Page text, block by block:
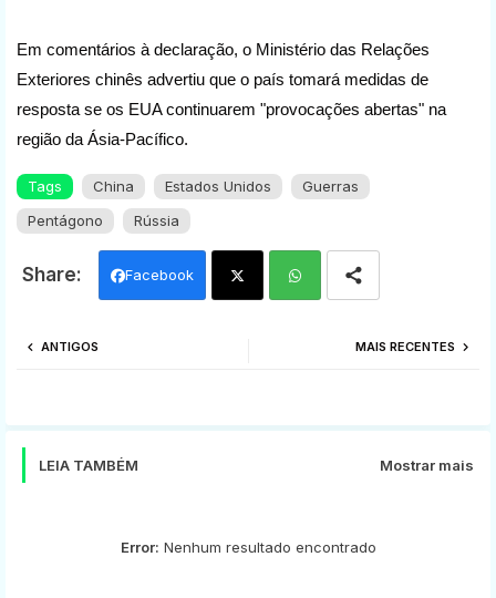
Em comentários à declaração, o Ministério das Relações
Exteriores chinês advertiu que o país tomará medidas de
resposta se os EUA continuarem "provocações abertas" na
região da Ásia-Pacífico.
Tags China Estados Unidos
Guerras
Pentágono
Rússia
Facebook
MAIS RECENTES
ANTIGOS
LEIA TAMBÉM Mostrar mais
Error: Nenhum resultado encontrado